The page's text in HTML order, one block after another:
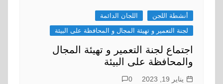
أنشطة اللجن
اللجان الدائمة
لجنة التعمير و تهيئة المجال و المحافظة على البيئة
اجتماع لجنة التعمير و تهيئة المجال
والمحافظة على البيئة
يناير 19, 2023 0